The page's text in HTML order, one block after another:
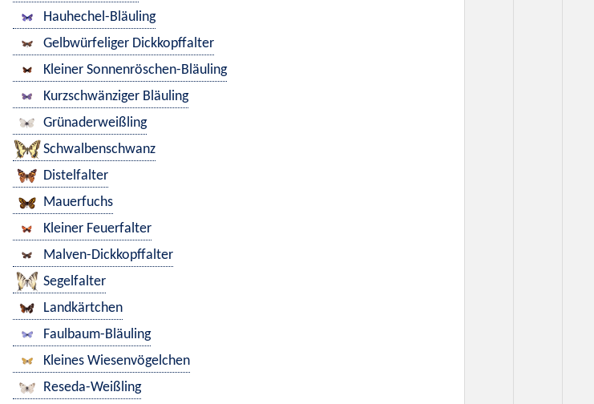
Hauhechel-Bläuling
Gelbwürfeliger Dickkopffalter
Kleiner Sonnenröschen-Bläuling
Kurzschwänziger Bläuling
Grünaderweißling
Schwalbenschwanz
Distelfalter
Mauerfuchs
Kleiner Feuerfalter
Malven-Dickkopffalter
Segelfalter
Landkärtchen
Faulbaum-Bläuling
Kleines Wiesenvögelchen
Reseda-Weißling